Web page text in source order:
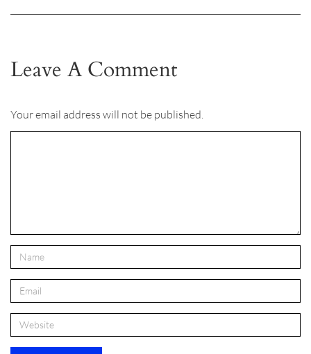
Leave A Comment
Your email address will not be published.